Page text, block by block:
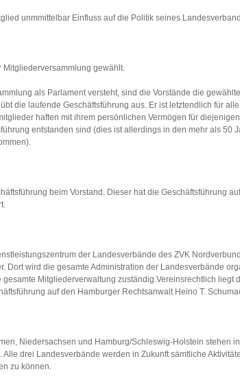
unmmittelbar Einfluss auf die Politik seines
Mitgliederversammlung gewählt.
als Parlament versteht, sind die Vorstände die
die laufende Geschäftsführung aus. Er ist letztendlich für
haften mit ihrem persönlichen Vermögen für
entstanden sind (dies ist allerdings in den mehr als 50
beim Vorstand. Dieser hat die Geschäftsführung
der Landesverbände des ZVK
Dort wird die gesamte Administration der Landesverbände
gesamte Mitgliederverwaltung zuständig.Vereinsrechtlich liegt
auf den Hamburger Rechtsanwalt Heino T.
Niedersachsen und Hamburg/Schleswig-Holstein stehen
drei Landesverbände werden in Zukunft sämtliche
zu können.